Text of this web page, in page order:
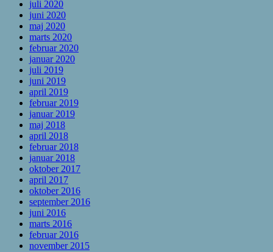
juli 2020
juni 2020
maj 2020
marts 2020
februar 2020
januar 2020
juli 2019
juni 2019
april 2019
februar 2019
januar 2019
maj 2018
april 2018
februar 2018
januar 2018
oktober 2017
april 2017
oktober 2016
september 2016
juni 2016
marts 2016
februar 2016
november 2015